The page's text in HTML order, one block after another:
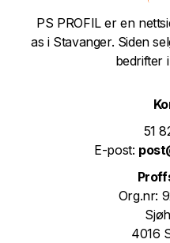
PS PROFIL er en
as i Stavanger. Siden
bedrifter
51
E-post:
Org.nr:
4016